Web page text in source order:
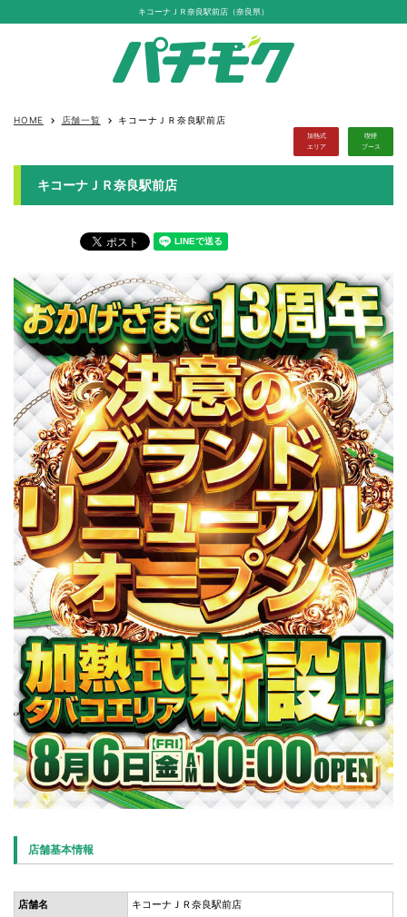
キコーナＪＲ奈良駅前店（奈良県）
HOME keyboard_arrow_right 店舗一覧 keyboard_arrow_right キコーナＪＲ奈良駅前店
加熱式
エリア
喫煙
ブース
キコーナＪＲ奈良駅前店
店舗基本情報
店舗名 キコーナＪＲ奈良駅前店